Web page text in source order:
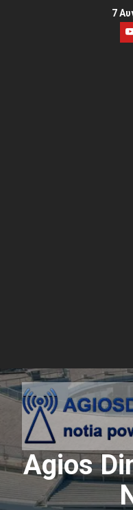
7
Agios